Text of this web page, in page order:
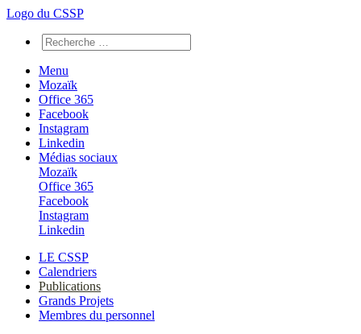
Logo du CSSP
Menu
Mozaïk
Office 365
Facebook
Instagram
Linkedin
Médias sociaux
Mozaïk
Office 365
Facebook
Instagram
Linkedin
LE CSSP
Calendriers
Publications
Grands Projets
Membres du personnel